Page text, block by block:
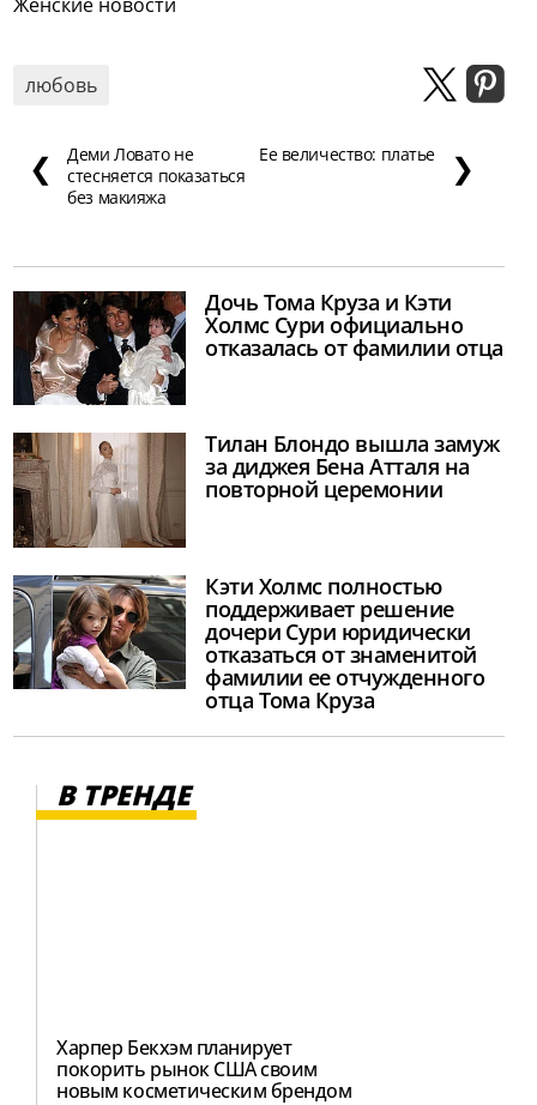
любовь
❮
Деми Ловато не
стесняется показаться
без макияжа
Ее величество: платье ❯
Дочь Тома Круза и Кэти
Холмс Сури официально
отказалась от фамилии отца
Тилан Блондо вышла замуж
за диджея Бена Атталя на
повторной церемонии
Кэти Холмс полностью
поддерживает решение
дочери Сури юридически
отказаться от знаменитой
фамилии ее отчужденного
отца Тома Круза
В ТРЕНДЕ
Харпер Бекхэм планирует
покорить рынок США своим
новым косметическим брендом